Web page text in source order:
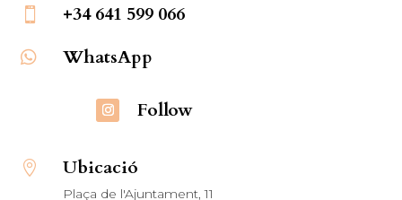
 +34 641 599 066
 WhatsApp
Follow
 Ubicació
Plaça de l'Ajuntament, 11